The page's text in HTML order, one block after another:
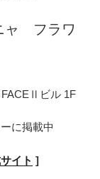
ャ フラワ
FACEⅡビル 1F
に掲載中
イト ]